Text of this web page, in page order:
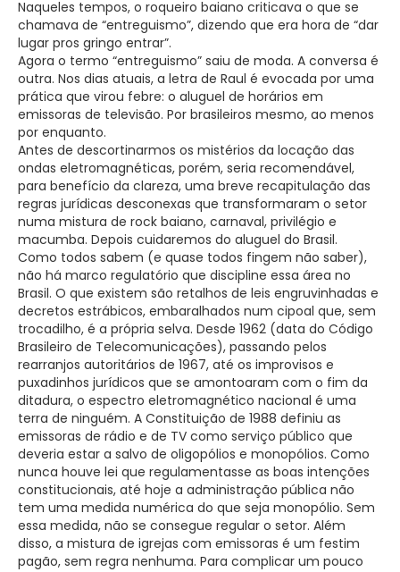
Naqueles tempos, o roqueiro baiano criticava o que se
chamava de “entreguismo”, dizendo que era hora de “dar
lugar pros gringo entrar”.
Agora o termo “entreguismo” saiu de moda. A conversa é
outra. Nos dias atuais, a letra de Raul é evocada por uma
prática que virou febre: o aluguel de horários em
emissoras de televisão. Por brasileiros mesmo, ao menos
por enquanto.
Antes de descortinarmos os mistérios da locação das
ondas eletromagnéticas, porém, seria recomendável,
para benefício da clareza, uma breve recapitulação das
regras jurídicas desconexas que transformaram o setor
numa mistura de rock baiano, carnaval, privilégio e
macumba. Depois cuidaremos do aluguel do Brasil.
Como todos sabem (e quase todos fingem não saber),
não há marco regulatório que discipline essa área no
Brasil. O que existem são retalhos de leis engruvinhadas e
decretos estrábicos, embaralhados num cipoal que, sem
trocadilho, é a própria selva. Desde 1962 (data do Código
Brasileiro de Telecomunicações), passando pelos
rearranjos autoritários de 1967, até os improvisos e
puxadinhos jurídicos que se amontoaram com o fim da
ditadura, o espectro eletromagnético nacional é uma
terra de ninguém. A Constituição de 1988 definiu as
emissoras de rádio e de TV como serviço público que
deveria estar a salvo de oligopólios e monopólios. Como
nunca houve lei que regulamentasse as boas intenções
constitucionais, até hoje a administração pública não
tem uma medida numérica do que seja monopólio. Sem
essa medida, não se consegue regular o setor. Além
disso, a mistura de igrejas com emissoras é um festim
pagão, sem regra nenhuma. Para complicar um pouco